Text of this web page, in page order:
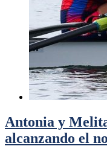
Antonia y
alcanzando el